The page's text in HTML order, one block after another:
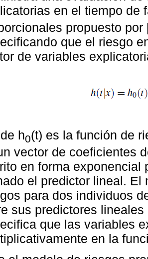
en el tiempo de
propuesto por
que el riesgo
de variables
h0(t) es la función de
vector de coeficientes
en forma
el predictor lineal. El
para dos individuos
sus predictores
que las variables
en la